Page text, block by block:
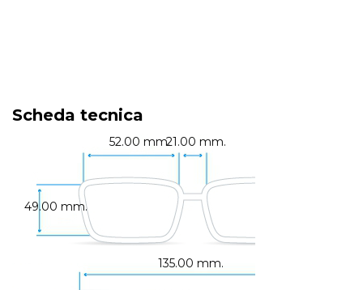
Scheda tecnica
52.00 mm.21.00 mm.
135.00 mm.
49.00 mm.